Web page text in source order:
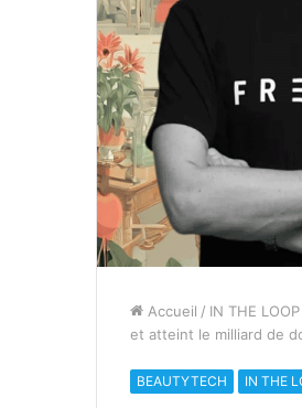
Accueil / IN THE LOOP
et atteint le milliard de
BEAUTYTECH IN THE